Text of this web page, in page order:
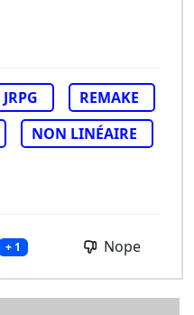
JRPG
REMAKE
NON LINÉAIRE
+ 1 Nope